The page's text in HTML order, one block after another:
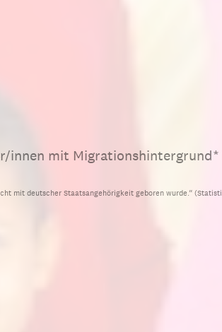
innen mit
mit deutscher Staatsangehörigkeit geboren wurde.“